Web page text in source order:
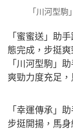
「川河型
「蜜蜜送」助
態完成，步挺
「川河型駒」
爽勁力度充足
「幸運傳承」
步挺開揚，馬